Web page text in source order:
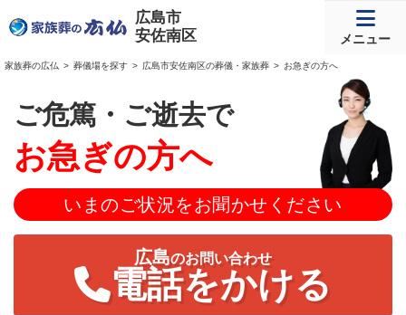
広島市
安佐南区
メニュー
家族葬の広仏 葬儀場を探す 広島市安佐南区の葬儀・家族葬 お急ぎの方へ
ご危篤・ご逝去で
お急ぎの方へ
いまのご状況をお聞かせください
広島のお問い合わせ
電話をかける